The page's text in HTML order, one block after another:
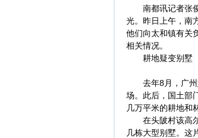
南都讯记者张俊
光。昨日上午，南
他们向太和镇有关
相关情况。
耕地疑变别墅
去年8月，广州
场。此后，国土部
几万平米的耕地和
在头陂村该高尔
几栋大型别墅。这